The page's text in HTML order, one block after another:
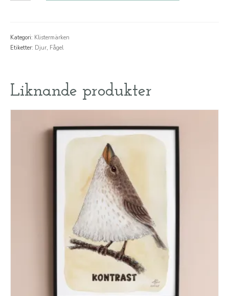
Kategori: Klistermärken
Etiketter: Djur, Fågel
Liknande produkter